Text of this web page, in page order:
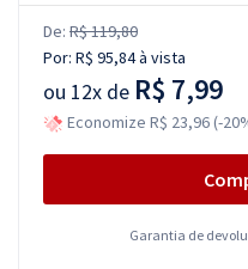
De: R$ 119,80
Por: R$ 95,84à vista
ou 12x de R$ 7,99
Economize R$ 23,96 (-
Garantia de